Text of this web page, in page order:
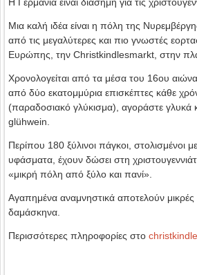
Μια καλή ιδέα είναι η πόλη της
από τις μεγαλύτερες και πιο γνωστές
Ευρώπης, την Christkindlesmarkt, στην
Χρονολογείται από τα μέσα του 16ου
από δύο εκατομμύρια επισκέπτες κάθε
(παραδοσιακό γλύκισμα), αγοράστε γλυκά
glühwein.
Περίπου 180 ξύλινοι πάγκοι, στολισμένοι
υφάσματα, έχουν δώσει στη
«μικρή πόλη από ξύλο και πανί».
Αγαπημένα αναμνηστικά αποτελούν
δαμάσκηνα.
Περισσότερες πληροφορίες στο